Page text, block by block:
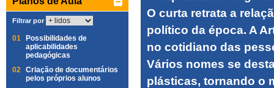
Filtrar por
01
Possibilidades de
aplicabilidades
pedagógicas
02 Criação de documentários
pelos próprios alunos
O curta retrata a
político da época. A
no cotidiano das
Vários nomes se
plásticas, tornando o